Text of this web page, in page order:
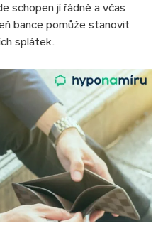
schopen jí řádně a včas
bance pomůže stanovit
splátek.